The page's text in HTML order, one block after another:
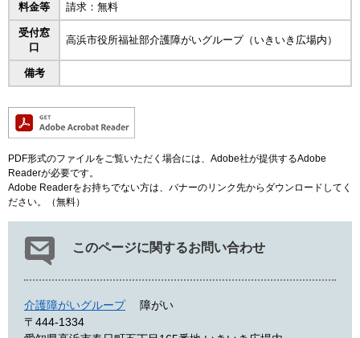
料金等 請求：無料
受付窓
口
高浜市役所福祉部介護障がいグループ（いきいき広場内）
備考
PDF形式のファイルをご覧いただく場合には、Adobe社が提供するAdobe
Readerが必要です。
Adobe Readerをお持ちでない方は、バナーのリンク先からダウンロードしてく
ださい。（無料）
このページに関するお問い合わせ
介護障がいグループ
障がい
〒444-1334